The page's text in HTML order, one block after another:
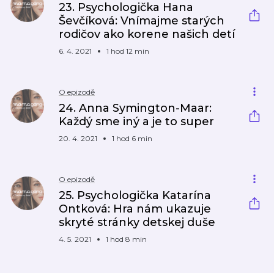
23. Psychologička Hana
Ševčíková: Vnímajme starých
rodičov ako korene našich detí
6. 4. 2021 1 hod 12 min
O epizodě
24. Anna Symington-Maar:
Každý sme iný a je to super
20. 4. 2021 1 hod 6 min
O epizodě
25. Psychologička Katarína
Ontková: Hra nám ukazuje
skryté stránky detskej duše
4. 5. 2021 1 hod 8 min